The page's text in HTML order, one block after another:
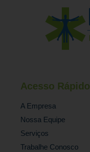
Acesso Rápido
A Empresa
Nossa Equipe
Serviços
Trabalhe Conosco